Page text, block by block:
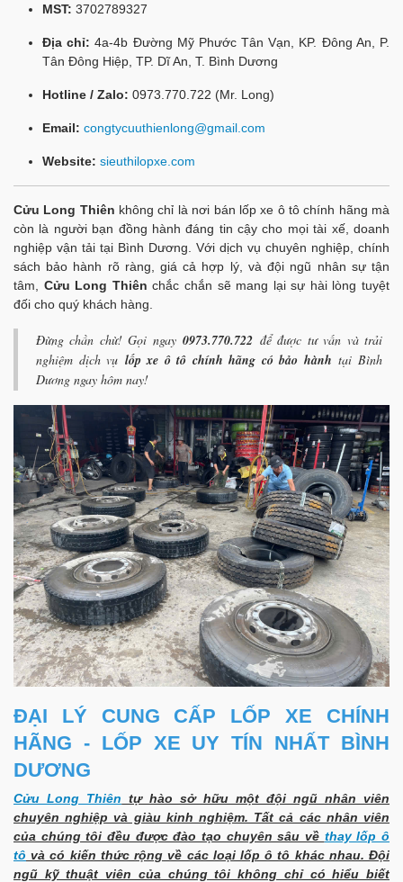
MST: 3702789327
Địa chỉ: 4a-4b Đường Mỹ Phước Tân Vạn, KP. Đông An, P.
Tân Đông Hiệp, TP. Dĩ An, T. Bình Dương
Hotline / Zalo: 0973.770.722 (Mr. Long)
Email: congtycuuthienlong@gmail.com
Website: sieuthilopxe.com
Cửu Long Thiên không chỉ là nơi bán lốp xe ô tô chính hãng mà
còn là người bạn đồng hành đáng tin cậy cho mọi tài xế, doanh
nghiệp vận tải tại Bình Dương. Với dịch vụ chuyên nghiệp, chính
sách bảo hành rõ ràng, giá cả hợp lý, và đội ngũ nhân sự tận
tâm, Cửu Long Thiên chắc chắn sẽ mang lại sự hài lòng tuyệt
đối cho quý khách hàng.
Đừng chần chừ! Gọi ngay0973.770.722 để được tư vấn và trải
nghiệm dịch vụ lốp xe ô tô chính hãng có bảo hành tại Bình
Dương ngay hôm nay!
ĐẠI LÝ CUNG CẤP LỐP XE CHÍNH
HÃNG - LỐP XE UY TÍN NHẤT BÌNH
DƯƠNG
Cửu Long Thiên tự hào sở hữu một đội ngũ nhân viên
chuyên nghiệp và giàu kinh nghiệm. Tất cả các nhân viên
của chúng tôi đều được đào tạo chuyên sâu về thay lốp ô
tô và có kiến thức rộng về các loại lốp ô tô khác nhau. Đội
ngũ kỹ thuật viên của chúng tôi không chỉ có hiểu biết